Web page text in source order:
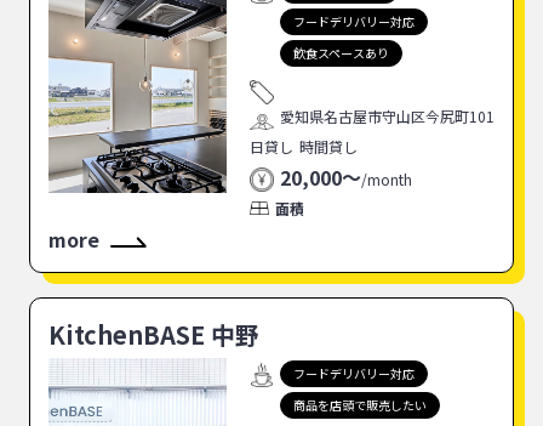
フードデリバリー対応
飲食スペースあり
愛知県名古屋市守山区今尻町101
日貸し 時間貸し
20,000〜/month
面積
more
KitchenBASE 中野
フードデリバリー対応
商品を店頭で販売したい